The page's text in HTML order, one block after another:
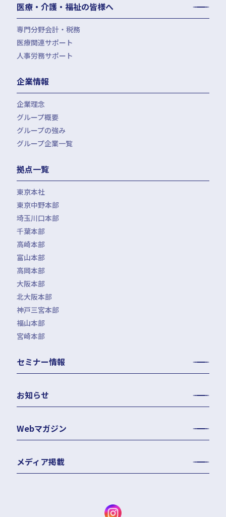
資産管理会社設立
医療・介護・福祉の皆様へ
専門分野会計・税務
会計・税務（医科）
会計・税務（歯科）
会計・税務（社会福祉法人）
会計・税務（保育）
会計・税務（公益法人）
医療関連サポート
開業サポート
医療経営サポート
クリニック承継サポート
人事労務サポート
企業情報
企業理念
グループ概要
グループの強み
グループ企業一覧
拠点一覧
東京本社
東京中野本部
埼玉川口本部
千葉本部
高崎本部
富山本部
高岡本部
大阪本部
北大阪本部
神戸三宮本部
福山本部
宮崎本部
セミナー情報
お知らせ
Webマガジン
メディア掲載